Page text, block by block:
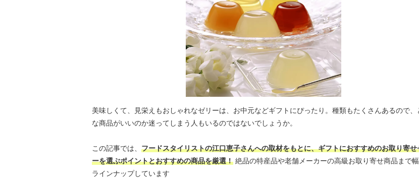
美味しくて、見栄えもおしゃれなゼリーは、お中元などギフトにぴったり。種類もたくさんあるので、
な商品がいいのか迷ってしまう人もいるのではないでしょうか。
この記事では、 フードスタイリストの江口恵子さんへの取材をもとに、ギフトにおすすめのお取り寄せ
ーを選ぶポイントとおすすめの商品を厳選！ 絶品の特産品や老舗メーカーの高級お取り寄せ商品まで幅
ラインナップしています